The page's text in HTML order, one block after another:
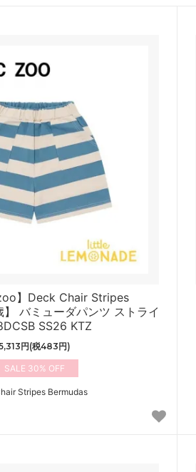
】Deck Chair Stripes
バミューダパンツ ストライ
SS26 KTZ
円(税483円)
30%
Stripes Bermudas